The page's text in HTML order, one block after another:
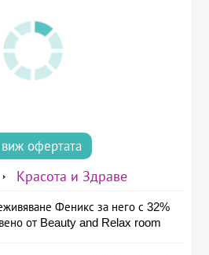
виж офертата
Красота и Здраве
Феникс за него с 32%
от Beauty and Relax room